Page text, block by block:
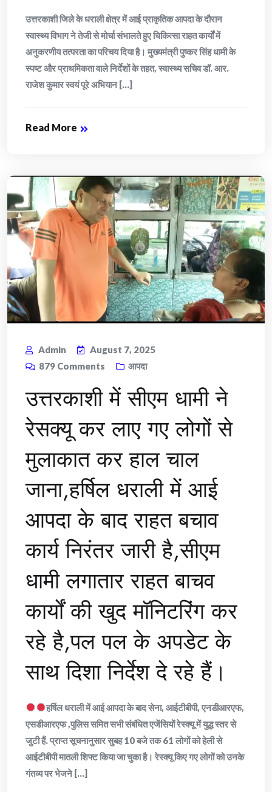
उत्तरकाशी जिले के धराली क्षेत्र में आई प्राकृतिक आपदा के दौरान
स्वास्थ्य विभाग ने तेजी से मोर्चा संभालते हुए चिकित्सा राहत कार्यों में
अनुकरणीय तत्परता का परिचय दिया है। मुख्यमंत्री पुष्कर सिंह धामी के
स्पष्ट और प्राथमिकता वाले निर्देशों के तहत, स्वास्थ्य सचिव डॉ. आर.
राजेश कुमार स्वयं पूरे अभियान [...]
Read More
Admin
August 7, 2025
879 Comments आपदा
उत्तरकाशी में सीएम धामी ने
रेसक्यू कर लाए गए लोगों से
मुलाकात कर हाल चाल
जाना,हर्षिल धराली में आई
आपदा के बाद राहत बचाव
कार्य निरंतर जारी है,सीएम
धामी लगातार राहत बाचव
कार्यों की खुद मॉनिटरिंग कर
रहे है,पल पल के अपडेट के
साथ दिशा निर्देश दे रहे हैं।
हर्षिल धराली में आई आपदा के बाद सेना, आईटीबीपी, एनडीआरएफ,
एसडीआरएफ ,पुलिस समित सभी संबंधित एजेंसियों रेस्क्यू में युद्ध स्तर से
जुटी हैं. प्राप्त सूचनानुसार सुबह 10 बजे तक 61 लोगों को हेली से
आईटीबीपी मातली शिफ्ट किया जा चुका है। रेस्क्यू किए गए लोगों को उनके
गंतव्य पर भेजने [...]